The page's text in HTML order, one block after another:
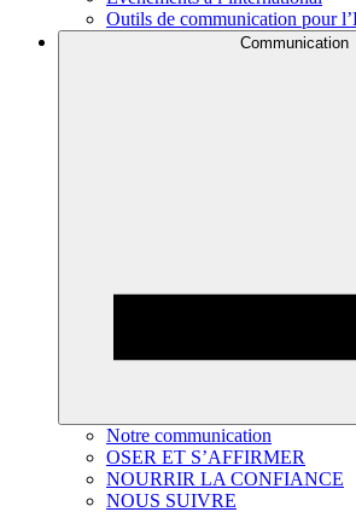
Outils de communication pour
Communication
Notre communication
OSER ET S’AFFIRMER
NOURRIR LA CONFIANCE
NOUS SUIVRE